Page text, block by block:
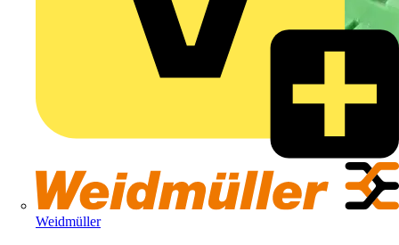
Weidmüller